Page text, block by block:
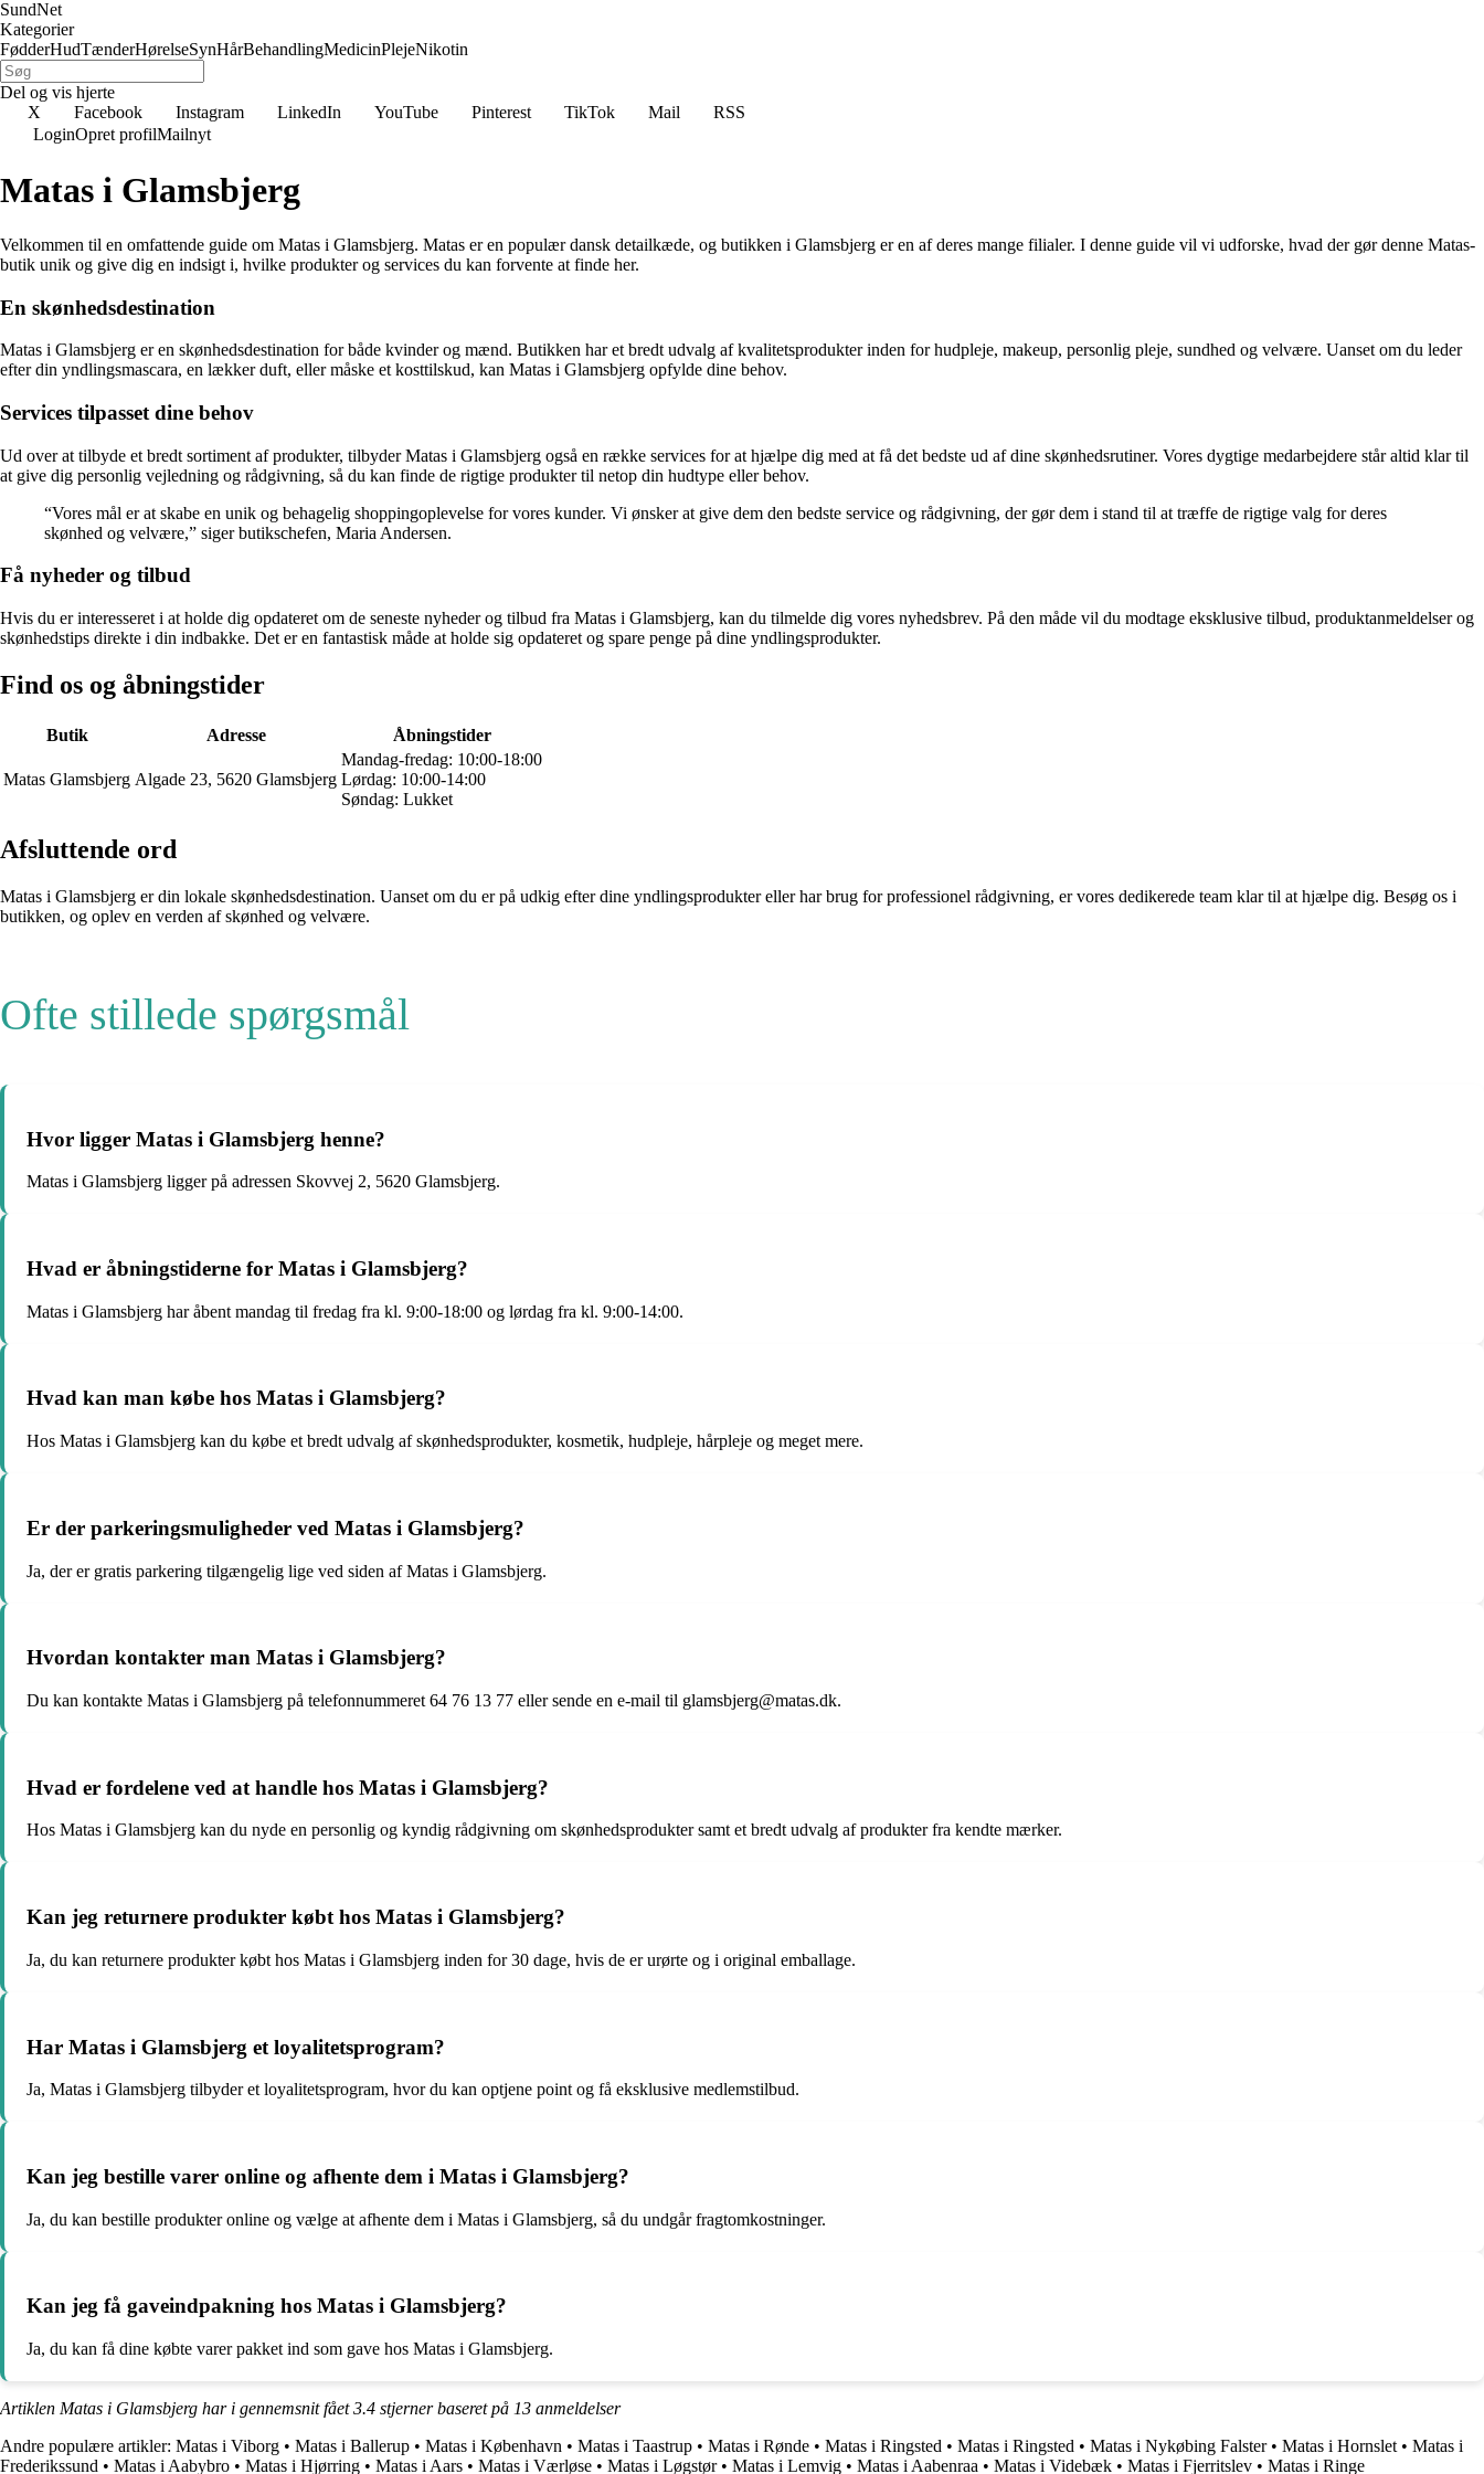
SundNet
Kategorier
FødderHudTænderHørelseSynHårBehandlingMedicinPlejeNikotin
Del og vis hjerte
X
Facebook Instagram LinkedIn YouTube Pinterest TikTok Mail
RSS
LoginOpret profilMailnyt
Matas i Glamsbjerg
Velkommen til en omfattende guide om Matas i Glamsbjerg. Matas er en populær dansk detailkæde, og butikken i Glamsbjerg er en af deres mange filialer. I denne guide vil vi udforske, hvad der gør denne Matas-
butik unik og give dig en indsigt i, hvilke produkter og services du kan forvente at finde her.
En skønhedsdestination
Matas i Glamsbjerg er en skønhedsdestination for både kvinder og mænd. Butikken har et bredt udvalg af kvalitetsprodukter inden for hudpleje, makeup, personlig pleje, sundhed og velvære. Uanset om du leder
efter din yndlingsmascara, en lækker duft, eller måske et kosttilskud, kan Matas i Glamsbjerg opfylde dine behov.
Services tilpasset dine behov
Ud over at tilbyde et bredt sortiment af produkter, tilbyder Matas i Glamsbjerg også en række services for at hjælpe dig med at få det bedste ud af dine skønhedsrutiner. Vores dygtige medarbejdere står altid klar til
at give dig personlig vejledning og rådgivning, så du kan finde de rigtige produkter til netop din hudtype eller behov.
“Vores mål er at skabe en unik og behagelig shoppingoplevelse for vores kunder. Vi ønsker at give dem den bedste service og rådgivning, der gør dem i stand til at træffe de rigtige valg for deres
skønhed og velvære,” siger butikschefen, Maria Andersen.
Få nyheder og tilbud
Hvis du er interesseret i at holde dig opdateret om de seneste nyheder og tilbud fra Matas i Glamsbjerg, kan du tilmelde dig vores nyhedsbrev. På den måde vil du modtage eksklusive tilbud, produktanmeldelser og
skønhedstips direkte i din indbakke. Det er en fantastisk måde at holde sig opdateret og spare penge på dine yndlingsprodukter.
Find os og åbningstider
Butik Adresse Åbningstider
Matas Glamsbjerg Algade 23, 5620 Glamsbjerg
Mandag-fredag: 10:00-18:00
Lørdag: 10:00-14:00
Søndag: Lukket
Afsluttende ord
Matas i Glamsbjerg er din lokale skønhedsdestination. Uanset om du er på udkig efter dine yndlingsprodukter eller har brug for professionel rådgivning, er vores dedikerede team klar til at hjælpe dig. Besøg os i
butikken, og oplev en verden af skønhed og velvære.
Ofte stillede spørgsmål
Hvor ligger Matas i Glamsbjerg henne?
Matas i Glamsbjerg ligger på adressen Skovvej 2, 5620 Glamsbjerg.
Hvad er åbningstiderne for Matas i Glamsbjerg?
Matas i Glamsbjerg har åbent mandag til fredag fra kl. 9:00-18:00 og lørdag fra kl. 9:00-14:00.
Hvad kan man købe hos Matas i Glamsbjerg?
Hos Matas i Glamsbjerg kan du købe et bredt udvalg af skønhedsprodukter, kosmetik, hudpleje, hårpleje og meget mere.
Er der parkeringsmuligheder ved Matas i Glamsbjerg?
Ja, der er gratis parkering tilgængelig lige ved siden af Matas i Glamsbjerg.
Hvordan kontakter man Matas i Glamsbjerg?
Du kan kontakte Matas i Glamsbjerg på telefonnummeret 64 76 13 77 eller sende en e-mail til glamsbjerg@matas.dk.
Hvad er fordelene ved at handle hos Matas i Glamsbjerg?
Hos Matas i Glamsbjerg kan du nyde en personlig og kyndig rådgivning om skønhedsprodukter samt et bredt udvalg af produkter fra kendte mærker.
Kan jeg returnere produkter købt hos Matas i Glamsbjerg?
Ja, du kan returnere produkter købt hos Matas i Glamsbjerg inden for 30 dage, hvis de er urørte og i original emballage.
Har Matas i Glamsbjerg et loyalitetsprogram?
Ja, Matas i Glamsbjerg tilbyder et loyalitetsprogram, hvor du kan optjene point og få eksklusive medlemstilbud.
Kan jeg bestille varer online og afhente dem i Matas i Glamsbjerg?
Ja, du kan bestille produkter online og vælge at afhente dem i Matas i Glamsbjerg, så du undgår fragtomkostninger.
Kan jeg få gaveindpakning hos Matas i Glamsbjerg?
Ja, du kan få dine købte varer pakket ind som gave hos Matas i Glamsbjerg.
Artiklen Matas i Glamsbjerg har i gennemsnit fået3.4 stjerner baseret på 13 anmeldelser
Andre populære artikler: Matas i Viborg • Matas i Ballerup • Matas i København • Matas i Taastrup • Matas i Rønde • Matas i Ringsted • Matas i Ringsted • Matas i Nykøbing Falster• Matas i Hornslet • Matas i
Frederikssund • Matas i Aabybro • Matas i Hjørring • Matas i Aars • Matas i Værløse • Matas i Løgstør• Matas i Lemvig • Matas i Aabenraa • Matas i Videbæk • Matas i Fjerritslev • Matas i Ringe